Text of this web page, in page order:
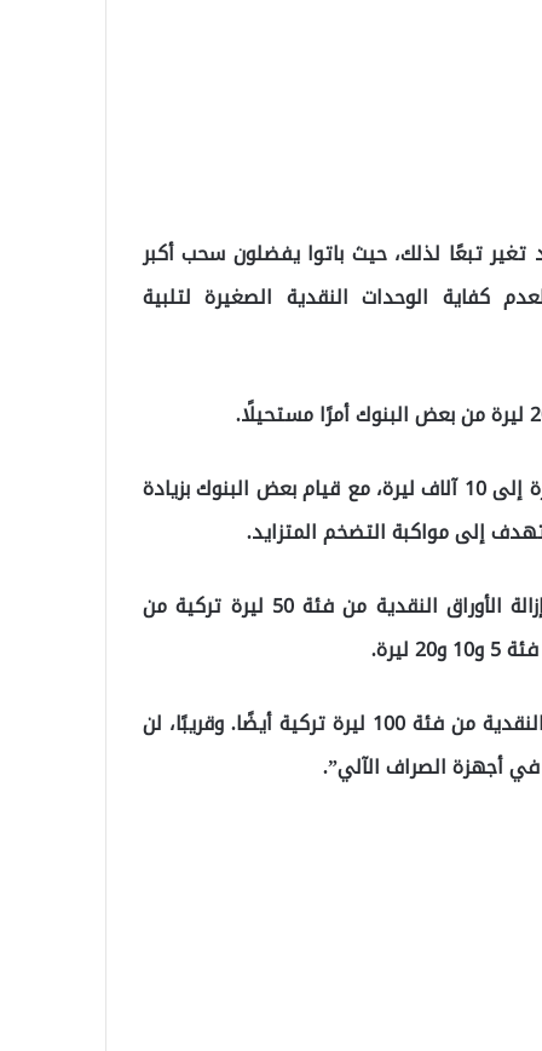
تغير تبعًا لذلك، حيث باتوا يفضلون سحب أكبر
كفاية الوحدات النقدية الصغيرة لتلبية
ومؤخرًا، رفعت البنوك حدود السحب النقدي من 5 آلاف ليرة إلى 10 آلاف ليرة، مع قيام بعض البنوك بزيادة
وفي ختام تصريحه، أكد بابوشكو أن “البنوك بدأت في إزالة الأوراق النقدية من فئة 50 ليرة تركية من
كما أن بعض البنوك بدأت في الامتناع عن توفير الأوراق النقدية من فئة 100 ليرة تركية أيضًا. وقريبًا، لن